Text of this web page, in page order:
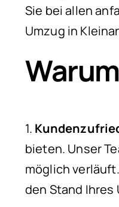
Sie bei allen
Umzug in
1.
bieten. Unser
möglich
den Stand